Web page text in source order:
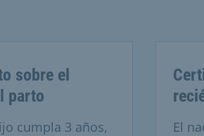
sobre el
parto
cumpla 3 años,
El